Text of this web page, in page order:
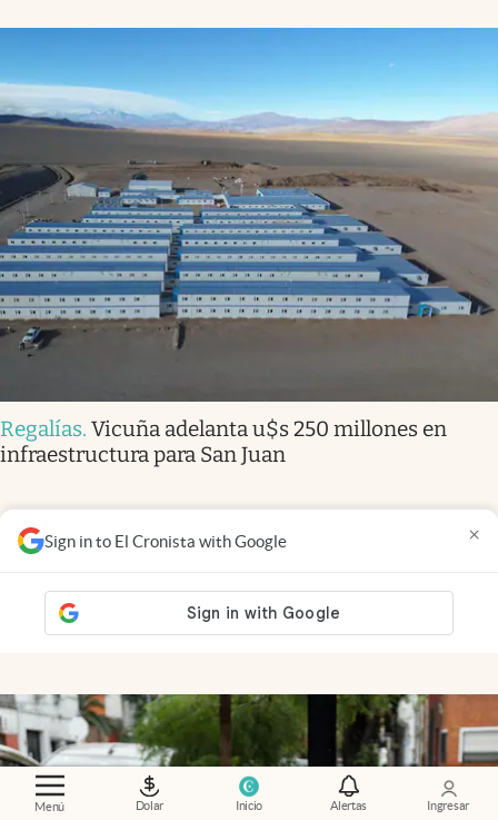
Menú Dolar Inicio Alertas Ingresar
Sign in to El Cronista with Google ×
Regalías. Vicuña adelanta u$s 250 millones en
infraestructura para San Juan
Financial Times
Irán asegura haber cerrado un
acuerdo con Omán sobre el paso por Ormuz
Andrew England Bita Ghaffari